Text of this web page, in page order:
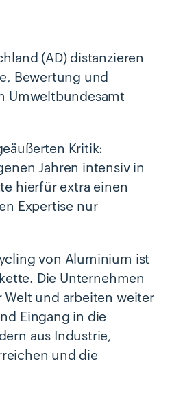
(AD) distanzieren
Bewertung und
Umweltbundesamt
Kritik:
Jahren intensiv in
hierfür extra einen
Expertise nur
von Aluminium ist
Die Unternehmen
und arbeiten weiter
Eingang in die
aus Industrie,
und die